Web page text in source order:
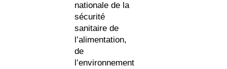
nationale de la
sécurité
sanitaire de
l’alimentation,
de
l’environnement